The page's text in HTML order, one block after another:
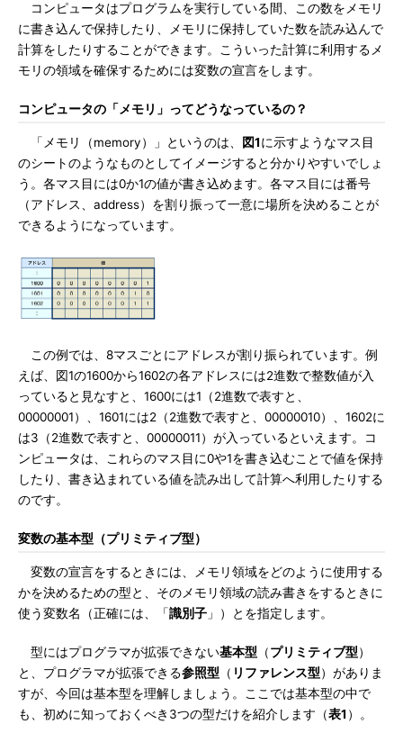
コンピュータはプログラムを実行している間、この数をメモリ
に書き込んで保持したり、メモリに保持していた数を読み込んで
計算をしたりすることができます。こういった計算に利用するメ
モリの領域を確保するためには変数の宣言をします。
コンピュータの「メモリ」ってどうなっているの？
「メモリ（memory）」というのは、 図1に示すようなマス目
のシートのようなものとしてイメージすると分かりやすいでしょ
う。各マス目には0か1の値が書き込めます。各マス目には番号
（アドレス、address）を割り振って一意に場所を決めることが
できるようになっています。
この例では、8マスごとにアドレスが割り振られています。例
えば、図1の1600から1602の各アドレスには2進数で整数値が入
っていると見なすと、1600には1（2進数で表すと、
00000001）、1601には2（2進数で表すと、00000010）、1602に
は3（2進数で表すと、00000011）が入っているといえます。コ
ンピュータは、これらのマス目に0や1を書き込むことで値を保持
したり、書き込まれている値を読み出して計算へ利用したりする
のです。
変数の基本型（プリミティブ型）
変数の宣言をするときには、メモリ領域をどのように使用する
かを決めるための型と、そのメモリ領域の読み書きをするときに
使う変数名（正確には、「識別子 」）とを指定します。
型にはプログラマが拡張できない基本型 （プリミティブ型）
と、プログラマが拡張できる参照型 （ リファレンス型）がありま
すが、今回は基本型を理解しましょう。ここでは基本型の中で
も、初めに知っておくべき3つの型だけを紹介します（表1 ）。